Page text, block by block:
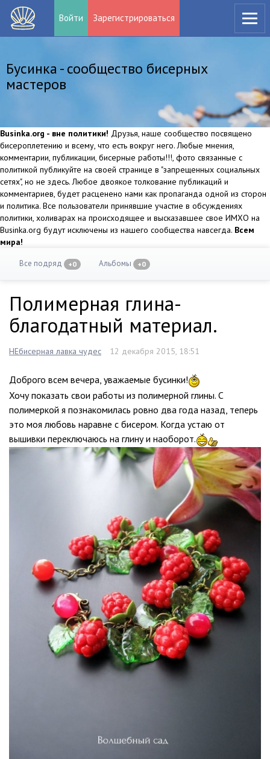
Войти Зарегистрироваться
Бусинка - сообщество бисерных
мастеров
Businka.org - вне политики! Друзья, наше сообщество посвящено
бисероплетению и всему, что есть вокруг него. Любые мнения,
комментарии, публикации, бисерные работы!!!, фото связанные с
политикой публикуйте на своей странице в "запрещенных социальных
сетях", но не здесь. Любое двоякое толкование публикаций и
комментариев, будет расценено нами как пропаганда одной из сторон
и политика. Все пользователи принявшие участие в обсуждениях
политики, холиварах на происходящее и высказавшее свое ИМХО на
Businka.org будут исключены из нашего сообщества навсегда. Всем
мира!
Все подряд +0 Альбомы +0
Полимерная глина-
благодатный материал.
НЕбисерная лавка чудес 12 декабря 2015, 18:51
Доброго всем вечера, уважаемые бусинки!
Хочу показать свои работы из полимерной глины. С
полимеркой я познакомилась ровно два года назад, теперь
это моя любовь наравне с бисером. Когда устаю от
вышивки переключаюсь на глину и наоборот.